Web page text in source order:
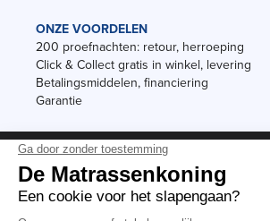
ONZE VOORDELEN
200 proefnachten: retour, herroeping
Click & Collect gratis in winkel, levering
Betalingsmiddelen, financiering
Garantie
Vermeldingen
Black Friday
Voorraadverkoop